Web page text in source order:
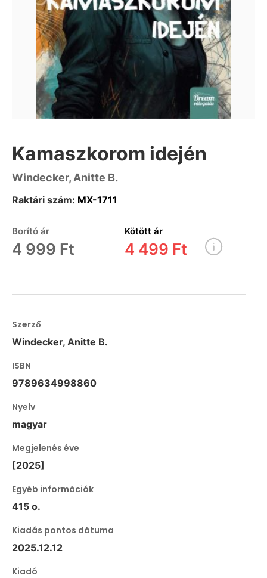
Kamaszkorom idején
Windecker, Anitte B.
Raktári szám: MX-1711
Borító ár
4 999 Ft
Kötött ár
4 499 Ft
Szerző
Windecker, Anitte B.
ISBN
9789634998860
Nyelv
magyar
Megjelenés éve
[2025]
Egyéb információk
415 o.
Kiadás pontos dátuma
2025.12.12
Kiadó